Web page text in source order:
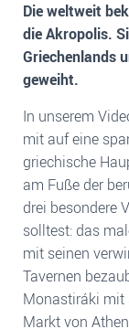
Die weltweit
die Akropolis.
Griechenlands
geweiht.
In unserem
mit auf eine
griechische
am Fuße der
drei besondere
solltest: das
mit seinen
Tavernen
Monastiráki mit
Markt von